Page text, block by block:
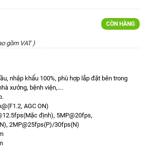
CÒN HÀNG
gồm VAT )
nhập khẩu 100%, phù hợp lắp đặt bên trong
xưởng, bệnh viện,….
AGC ON)
định), 5MP@20fps,
2MP@25fps(P)/30fps(N)